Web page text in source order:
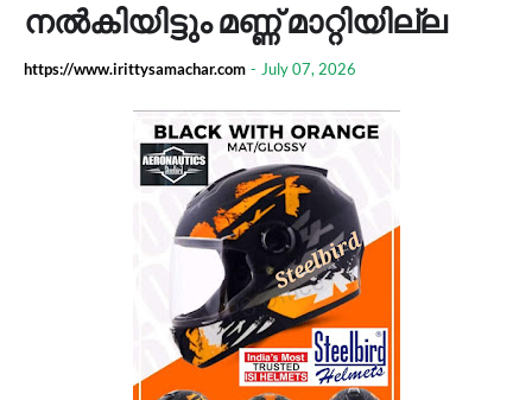
നൽകിയിട്ടും മണ്ണ് മാറ്റിയില്ല
https://www.irittysamachar.com - July 07, 2026